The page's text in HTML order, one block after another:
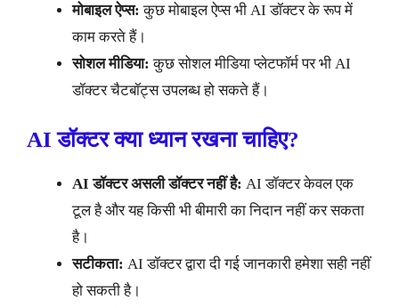
मोबाइल ऐप्स: कुछ मोबाइल ऐप्स भी AI डॉक्टर के रूप में
काम करते हैं।
सोशल मीडिया: कुछ सोशल मीडिया प्लेटफॉर्म पर भी AI
डॉक्टर चैटबॉट्स उपलब्ध हो सकते हैं।
AI डॉक्टरक्या ध्यान रखना चाहिए?
AI डॉक्टर असली डॉक्टर नहीं है: AI डॉक्टर केवल एक
टूल है और यह किसी भी बीमारी का निदान नहीं कर सकता
है।
सटीकता: AI डॉक्टर द्वारा दी गई जानकारी हमेशा सही नहीं
हो सकती है।